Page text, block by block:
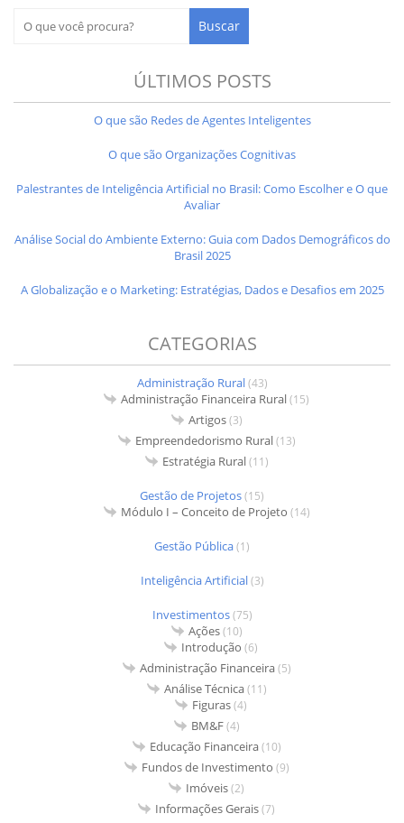
ÚLTIMOS POSTS
O que são Redes de Agentes Inteligentes
O que são Organizações Cognitivas
Palestrantes de Inteligência Artificial no Brasil: Como Escolher e O que
Avaliar
Análise Social do Ambiente Externo: Guia com Dados Demográficos do
Brasil 2025
A Globalização e o Marketing: Estratégias, Dados e Desafios em 2025
CATEGORIAS
Administração Rural(43)
Administração Financeira Rural(15)
Artigos(3)
Empreendedorismo Rural(13)
Estratégia Rural(11)
Gestão de Projetos(15)
Módulo I – Conceito de Projeto (14)
Gestão Pública(1)
Inteligência Artificial(3)
Investimentos(75)
Ações(10)
Introdução (6)
Administração Financeira(5)
Análise Técnica(11)
Figuras(4)
BM&F(4)
Educação Financeira(10)
Fundos de Investimento (9)
Imóveis(2)
Informações Gerais(7)